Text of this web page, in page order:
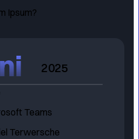
Ipsum?
2025
Teams
Terwersche